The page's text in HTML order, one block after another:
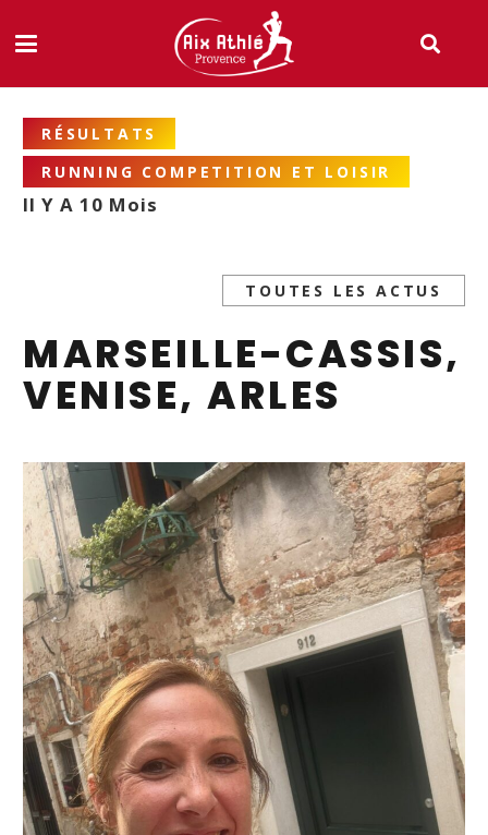
RÉSULTATS
RUNNING COMPETITION ET LOISIR
Il Y A 10 Mois
TOUTES LES ACTUS
MARSEILLE-CASSIS,
VENISE, ARLES